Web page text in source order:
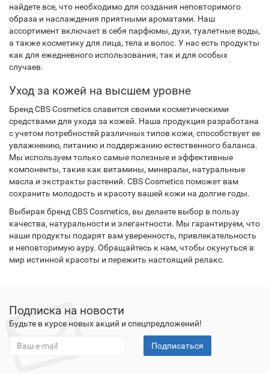
найдете все, что необходимо для создания неповторимого
образа и наслаждения приятными ароматами. Наш
ассортимент включает в себя парфюмы, духи, туалетные воды,
а также косметику для лица, тела и волос. У нас есть продукты
как для ежедневного использования, так и для особых
случаев.
Уход за кожей на высшем уровне
Бренд CBS Cosmetics славится своими косметическими
средствами для ухода за кожей. Наша продукция разработана
с учетом потребностей различных типов кожи, способствует ее
увлажнению, питанию и поддержанию естественного баланса.
Мы используем только самые полезные и эффективные
компоненты, такие как витамины, минералы, натуральные
масла и экстракты растений. CBS Cosmetics поможет вам
сохранить молодость и красоту вашей кожи на долгие годы.
Выбирая бренд CBS Cosmetics, вы делаете выбор в пользу
качества, натуральности и элегантности. Мы гарантируем, что
наши продукты подарят вам уверенность, привлекательность
и неповторимую ауру. Обращайтесь к нам, чтобы окунуться в
мир истинной красоты и пережить настоящий релакс.
Подписка на новости
Будьте в курсе новых акций и спецпредложений!
Подписаться